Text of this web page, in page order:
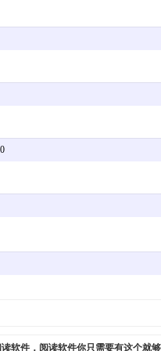
软件，阅读软件你只需要有这个就